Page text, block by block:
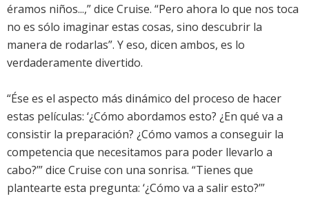
éramos niños...,” dice Cruise. “Pero ahora lo que nos toca
no es sólo imaginar estas cosas, sino descubrir la
manera de rodarlas”. Y eso, dicen ambos, es lo
verdaderamente divertido.
“Ése es el aspecto más dinámico del proceso de hacer
estas películas: ‘¿Cómo abordamos esto? ¿En qué va a
consistir la preparación? ¿Cómo vamos a conseguir la
competencia que necesitamos para poder llevarlo a
cabo?’” dice Cruise con una sonrisa. “Tienes que
plantearte esta pregunta: ‘¿Cómo va a salir esto?’”